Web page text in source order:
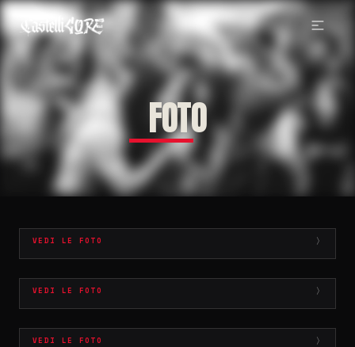
FOTO
VEDI LE FOTO
TUSCULUM IN TENEBRIS VOL.2
VEDI LE FOTO
CASTELLI CORE NIGHT VOL.9
VEDI LE FOTO